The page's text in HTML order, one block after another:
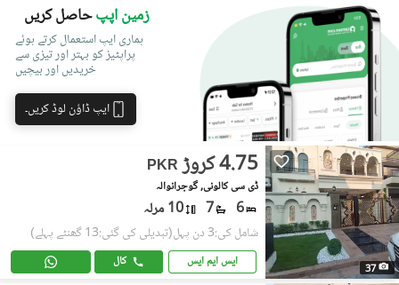
زمین اپپحاصل کریں
ہماری ایپ استعمال کرتے ہوئے
پراپٹیز کو بہتر اور تیزی سے
خریدیں اور بیچیں
ایپ ڈاؤن لوڈ کریں۔
37
PKR 4.75 کروڑ
ڈی سی کالونی, گوجرانوالہ
6
7 10 مرلہ
شامل کی:3 دن پہل (تبدیلی کی گئی:13 گھنٹے پہلے)
ایس ایم ایس کال